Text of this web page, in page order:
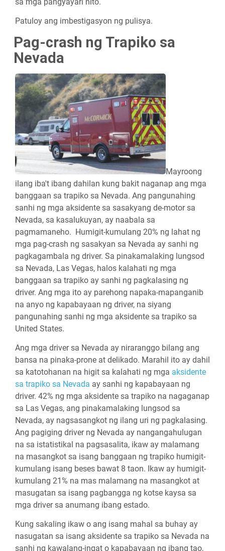
Patuloy ang imbestigasyon ng pulisya.
Pag-crash ng Trapiko sa
Nevada
Mayroong
ilang iba't ibang dahilan kung bakit naganap ang mga
banggaan sa trapiko sa Nevada. Ang pangunahing
sanhi ng mga aksidente sa sasakyang de-motor sa
Nevada, sa kasalukuyan, ay naabala sa
pagmamaneho. Humigit-kumulang 20% ng lahat ng
mga pag-crash ng sasakyan sa Nevada ay sanhi ng
pagkagambala ng driver. Sa pinakamalaking lungsod
sa Nevada, Las Vegas, halos kalahati ng mga
banggaan sa trapiko ay sanhi ng pagkalasing ng
driver. Ang mga ito ay parehong napaka-mapanganib
na anyo ng kapabayaan ng driver, na siyang
pangunahing sanhi ng mga aksidente sa trapiko sa
United States.
Ang mga driver sa Nevada ay niraranggo bilang ang
bansa na pinaka-prone at delikado. Marahil ito ay dahil
sa katotohanan na higit sa kalahati ng mga aksidente
sa trapiko sa Nevada ay sanhi ng kapabayaan ng
driver. 42% ng mga aksidente sa trapiko na nagaganap
sa Las Vegas, ang pinakamalaking lungsod sa
Nevada, ay nagsasangkot ng ilang uri ng pagkalasing.
Ang pagiging driver ng Nevada ay nangangahulugan
na sa istatistikal na pagsasalita, ikaw ay malamang
na masangkot sa isang banggaan ng trapiko humigit-
kumulang isang beses bawat 8 taon. Ikaw ay humigit-
kumulang 21% na mas malamang na masangkot at
masugatan sa isang pagbangga ng kotse kaysa sa
mga driver sa anumang ibang estado.
Kung sakaling ikaw o ang isang mahal sa buhay ay
nasugatan sa isang aksidente sa trapiko sa Nevada na
sanhi ng kawalang-ingat o kapabayaan ng ibang tao,